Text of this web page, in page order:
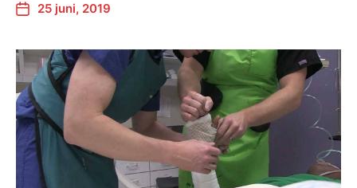
25 juni, 2019